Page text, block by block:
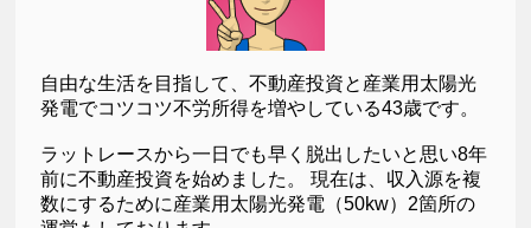
自由な生活を目指して、不動産投資と産業用太陽光
発電でコツコツ不労所得を増やしている43歳です。
ラットレースから一日でも早く脱出したいと思い8年
前に不動産投資を始めました。 現在は、収入源を複
数にするために産業用太陽光発電（50kw）2箇所の